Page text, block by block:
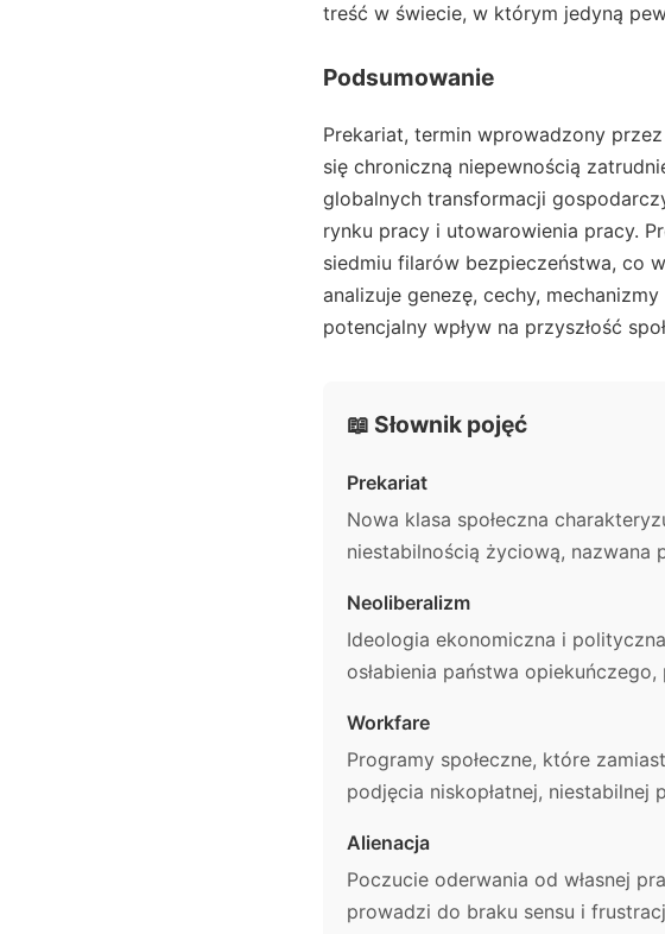
treść w świecie, w którym jedyną
Podsumowanie
Prekariat, termin wprowadzony
się chroniczną niepewnością
globalnych transformacji
rynku pracy i utowarowienia pracy.
siedmiu filarów bezpieczeństwa, co
analizuje genezę, cechy,
potencjalny wpływ na przyszłość
📖 Słownik pojęć
Prekariat
Nowa klasa społeczna
niestabilnością życiową, nazwana
Neoliberalizm
Ideologia ekonomiczna i
osłabienia państwa
Workfare
Programy społeczne, które
podjęcia niskopłatnej, niestabilnej
Alienacja
Poczucie oderwania od własnej
prowadzi do braku sensu i